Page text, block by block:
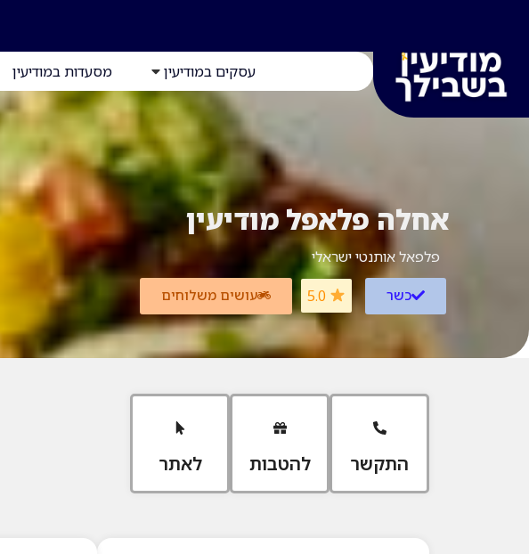
עסקים במודיעין מסעדות במודיעין
אחלה פלאפל מודיעין
פלפאל אותנטי ישראלי
כשר עושים משלוחים
התקשר להטבות לאתר